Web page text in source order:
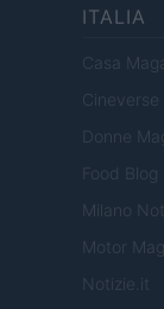
ITALIA
Casa
Cineverse
Donne
Food Blog
Milano
Motor
Notizie.it